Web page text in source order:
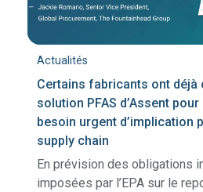
Actualités
Certains fabricants ont déjà
solution PFAS d’Assent
besoin urgent d’implication
supply chain
En prévision des obligations
imposées par l’EPA sur le